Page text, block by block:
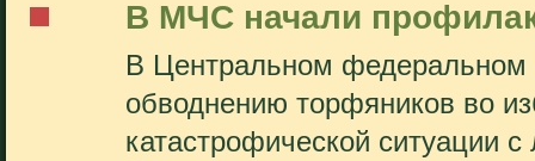
В МЧС начали
В Центральном федеральном
обводнению торфяников во
катастрофической ситуации